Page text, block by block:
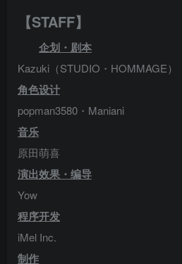
【STAFF】
企划・剧本
Kazuki（STUDIO・HOMMAGE）
角色设计
popman3580・Maniani
音乐
原田萌喜
演出效果・编导
Yow
程序开发
iMel Inc.
制作